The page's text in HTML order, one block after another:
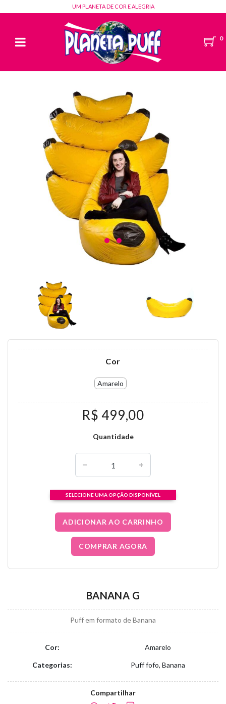
UM PLANETA DE COR E ALEGRIA
0
Cor
Amarelo
R$ 499,00
Quantidade
SELECIONE UMA OPÇÃO DISPONÍVEL
ADICIONAR AO CARRINHO
COMPRAR AGORA
BANANA G
Puff em formato de Banana
Cor: Amarelo
Categorias: Puff fofo, Banana
Compartilhar